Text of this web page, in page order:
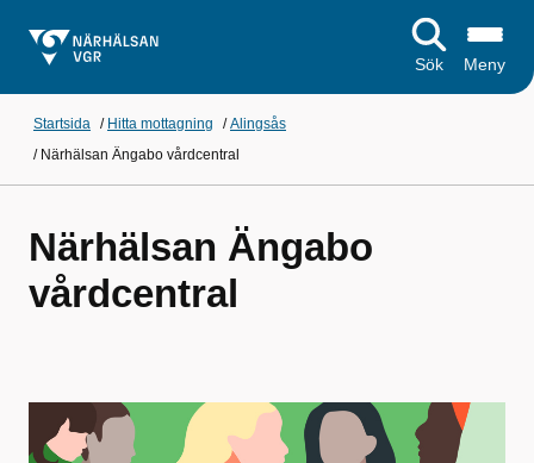
Sök Meny
Startsida / Hitta mottagning /Alingsås
/ Närhälsan Ängabo vårdcentral
Närhälsan Ängabo
vårdcentral